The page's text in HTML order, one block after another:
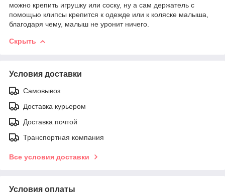
можно крепить игрушку или соску, ну а сам держатель с
помощью клипсы крепится к одежде или к коляске малыша,
благодаря чему, малыш не уронит ничего.
Скрыть
Условия доставки
Самовывоз
Доставка курьером
Доставка почтой
Транспортная компания
Все условия доставки
Условия оплаты